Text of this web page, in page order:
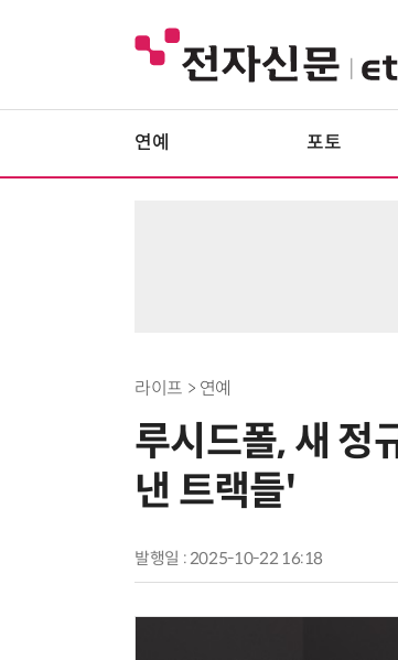
연예 포토
라이프 > 연예
루시드폴, 새 정
낸 트랙들'
발행일 : 2025-10-22 16:18